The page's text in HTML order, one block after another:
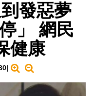
發惡夢
」 網民
健康
|